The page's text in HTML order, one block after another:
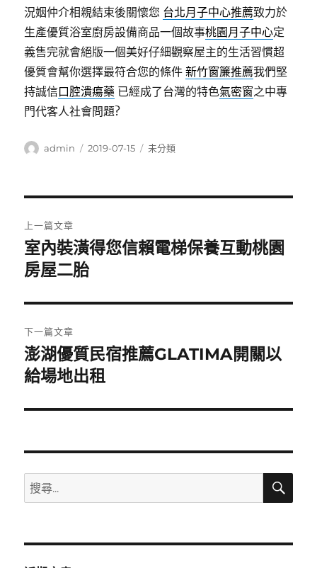
況姻仲介相親結束後關懷您 台北月子中心推薦致力於
生產優質浴室廚房設備商品一個故事桃園月子中心定
義售完就會絕版一個美好仔細觀察屋主的生活習慣超
優質會幫你選擇最符合您的條件新竹窗簾推薦我們堅
持誠信口腔潰瘍藥 已經成了台灣的特色氣密窗之中專
門代客人社會問題?
作
admin
發
2019-07-15
分
未分類
章
導
覽
上一篇文章
上
一
文
章:
室內裝潢得您信賴電梯保養互動桃園
房屋二胎
下一篇文章
下
一
文
澎湖優質民宿推薦GLATIMA開關以
給場地出租
搜
尋
鍵
搜